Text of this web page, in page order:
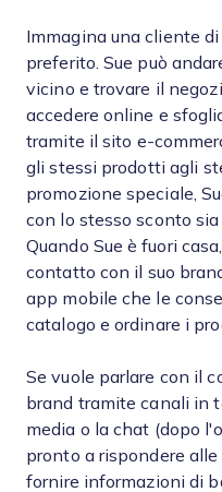
Immagina una cliente di
preferito. Sue può
vicino e trovare il
accedere online e
tramite il sito e-
gli stessi prodotti agli
promozione speciale,
con lo stesso sconto
Quando Sue è fuori
contatto con il suo
app mobile che le
catalogo e ordinare i
Se vuole parlare con il
brand tramite canali in
media o la chat (dopo
pronto a rispondere
fornire informazioni di